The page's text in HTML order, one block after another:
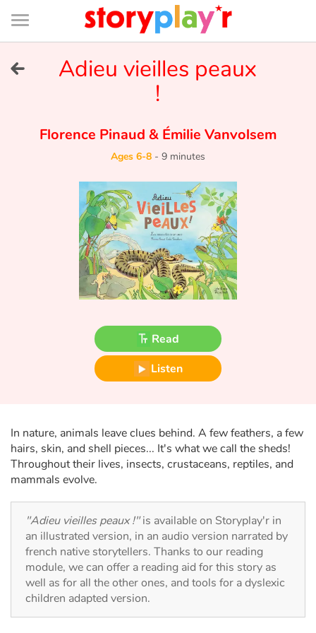
Connexion
Bibliothèque
de
page
Try for free
Tales and classics in french
Fable, myth, literature and poetry
Princesses and princes, kings, queens and dragons
Heroines and Heroes
Ecology, nature, seasons
The animals
Travel, epic, investigation, adventure
Around the world
Learning
Adieu vieilles peaux
!
Florence Pinaud & Émilie Vanvolsem
Ages 6-8 - 9 minutes
Read
Listen
In nature, animals leave clues behind. A few feathers, a few
hairs, skin, and shell pieces... It's what we call the sheds!
Throughout their lives, insects, crustaceans, reptiles, and
mammals evolve.
"Adieu vieilles peaux !"is available on Storyplay'r in
an illustrated version, in an audio version narrated by
french native storytellers. Thanks to our reading
module, we can offer a reading aid for this story as
well as for all the other ones, and tools for a dyslexic
children adapted version.